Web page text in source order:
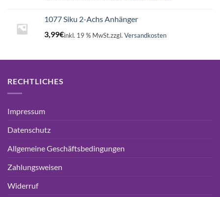
1077 Siku 2-Achs Anhänger
3,99€inkl. 19 % MwSt.zzgl. Versandkosten
RECHTLICHES
Impressum
Datenschutz
Allgemeine Geschäftsbedingungen
Zahlungsweisen
Widerruf